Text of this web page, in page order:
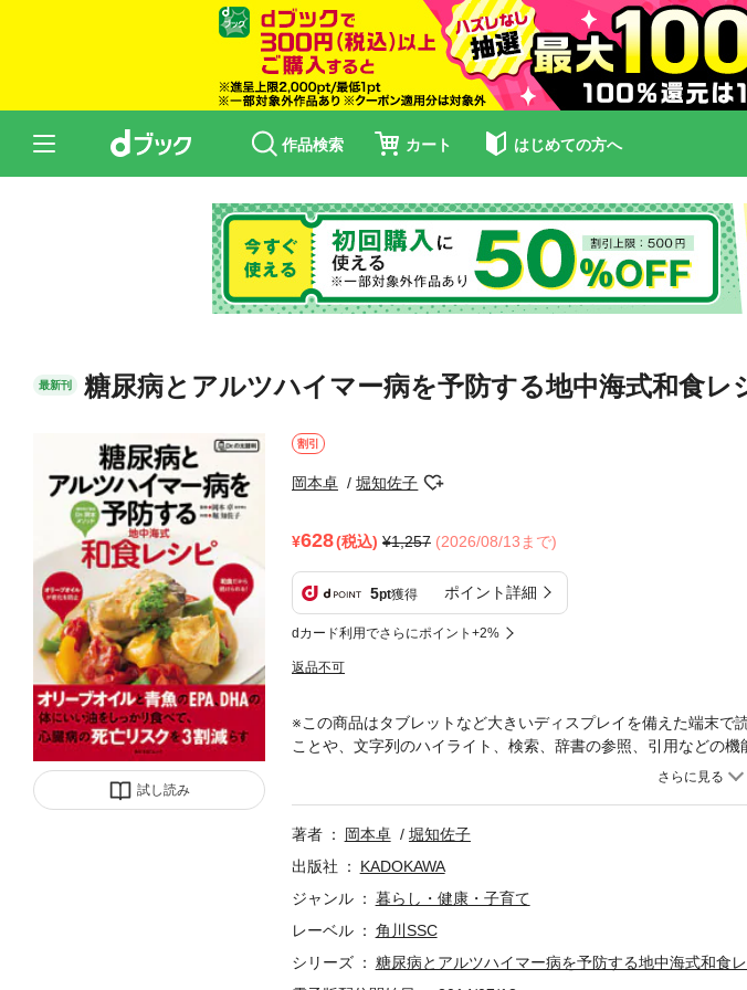
作品検索 カート はじめての方へ
最新刊 糖尿病とアルツハイマー病を予防する地中海式和食レ
試し読み
割引
岡本卓 堀知佐子
628(税込) 1,257 (2026/08/13まで)
5pt獲得 ポイント詳細
dカード利用でさらにポイント+2%
返品不可
※この商品はタブレットなど大きいディスプレイを備えた端末で
ことや、文字列のハイライト、検索、辞書の参照、引用などの
は細胞から健康になります。糖尿病になりたくないなら、ボケ
ーブオイルをかけるだけではカロリーオーバーになってしまい、
で紹介したレシピは、オリーブオイルをたっぷり使っているの
著者 岡本卓
堀知佐子
出版社
KADOKAWA
ジャンル
暮らし・健康・子育て
レーベル
角川SSC
シリーズ
糖尿病とアルツハイマー病を予防する地中海式和食